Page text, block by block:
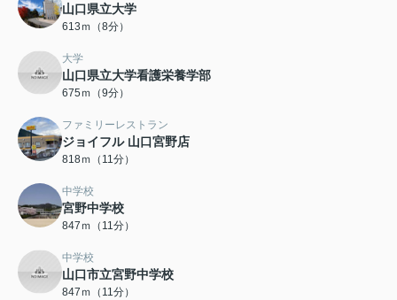
山口県立大学
613ｍ（8分）
大学
山口県立大学看護栄養学部
675ｍ（9分）
ファミリーレストラン
ジョイフル 山口宮野店
818ｍ（11分）
中学校
宮野中学校
847ｍ（11分）
中学校
山口市立宮野中学校
847ｍ（11分）